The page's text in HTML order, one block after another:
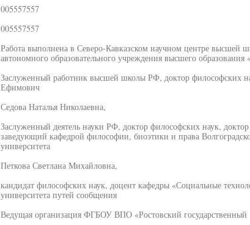
005557557
005557557
Работа выполнена в Северо-Кавказском научном центре высшей
автономного образовательного учреждения высшего
Заслуженный работник высшей школы РФ, доктор философских
Ефимович
Седова Наталья Николаевна,
Заслуженный деятель науки РФ, доктор философских наук,
заведующий кафедрой философии, биоэтики и права
университета
Петкова Светлана Михайловна,
кандидат философских наук, доцент кафедры «Социальные
университета путей сообщения
Ведущая организация ФГБОУ ВПО «Ростовский государственный